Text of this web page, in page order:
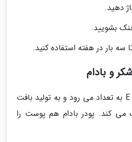
دهید.
بشویید.
سه بار در هفته استفاده کنید.
بادام منبع غنی ویتامین E به تعداد می رود و به تولید بافت
کند. پودر بادام هم پوست را